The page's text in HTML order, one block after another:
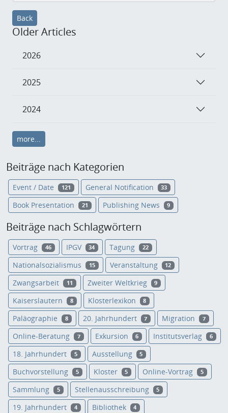
Back
Older Articles
2026
2025
2024
more...
Beiträge nach Kategorien
Event / Date 121 General Notification 33
Book Presentation 21 Publishing News 9
Beiträge nach Schlagwörtern
Vortrag 46 IPGV 34 Tagung 22
Nationalsozialismus 15 Veranstaltung 12
Zwangsarbeit 11 Zweiter Weltkrieg 9
Kaiserslautern 8 Klosterlexikon 8
Paläographie 8 20. Jahrhundert 7 Migration 7
Online-Beratung 7 Exkursion 6 Institutsverlag 6
18. Jahrhundert 5 Ausstellung 5
Buchvorstellung 5 Kloster 5 Online-Vortrag 5
Sammlung 5 Stellenausschreibung 5
19. Jahrhundert 4 Bibliothek 4